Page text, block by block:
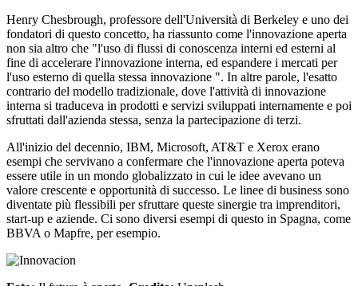
Henry Chesbrough, professore dell'Università di Berkeley e uno dei
fondatori di questo concetto, ha riassunto come l'innovazione aperta
non sia altro che "l'uso di flussi di conoscenza interni ed esterni al
fine di accelerare l'innovazione interna, ed espandere i mercati per
l'uso esterno di quella stessa innovazione ". In altre parole, l'esatto
contrario del modello tradizionale, dove l'attività di innovazione
interna si traduceva in prodotti e servizi sviluppati internamente e poi
sfruttati dall'azienda stessa, senza la partecipazione di terzi.
All'inizio del decennio, IBM, Microsoft, AT&T e Xerox erano
esempi che servivano a confermare che l'innovazione aperta poteva
essere utile in un mondo globalizzato in cui le idee avevano un
valore crescente e opportunità di successo. Le linee di business sono
diventate più flessibili per sfruttare queste sinergie tra imprenditori,
start-up e aziende. Ci sono diversi esempi di questo in Spagna, come
BBVA o Mapfre, per esempio.